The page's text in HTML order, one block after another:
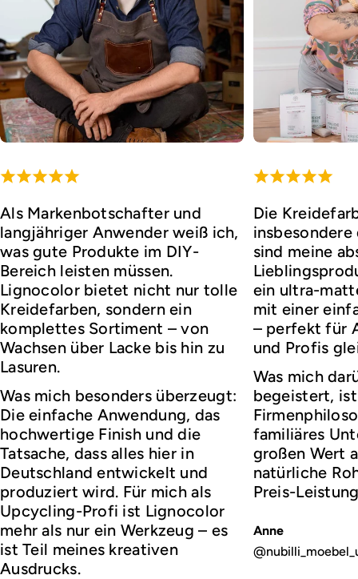
Als Markenbotschafter und
langjähriger Anwender weiß ich,
was gute Produkte im DIY-
Bereich leisten müssen.
Lignocolor bietet nicht nur tolle
Kreidefarben, sondern ein
komplettes Sortiment – von
Wachsen über Lacke bis hin zu
Lasuren.
Was mich besonders überzeugt:
Die einfache Anwendung, das
hochwertige Finish und die
Tatsache, dass alles hier in
Deutschland entwickelt und
produziert wird. Für mich als
Upcycling-Profi ist Lignocolor
mehr als nur ein Werkzeug – es
ist Teil meines kreativen
Ausdrucks.
Die
sind meine
ein ultra-
mit einer
– perfekt für
und Profis
Was mich
begeistert,
familiäres
großen Wert
natürliche
Preis-
Anne